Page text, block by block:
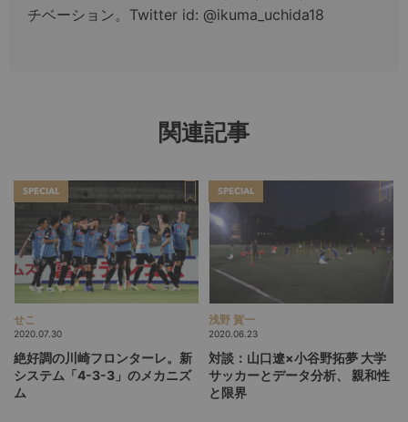
チベーション。Twitter id: @ikuma_uchida18
関連記事
SPECIAL
せこ
2020.07.30
絶好調の川崎フロンターレ。新
システム「4-3-3」のメカニズ
ム
SPECIAL
浅野 賀一
2020.06.23
対談：山口遼×小谷野拓夢 大学
サッカーとデータ分析、 親和性
と限界